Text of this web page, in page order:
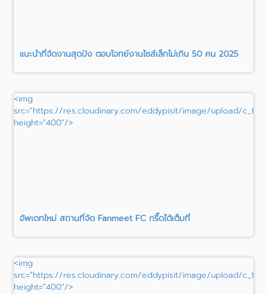
แนะนำที่จัดงานสุดปัง ตอบโจทย์งานไซส์เล็กไม่เกิน 50 คน 2025
<img
src="https://res.cloudinary.com/eddypisit/image/upload/
height="400"/>
อัพเดทใหม่ สถานที่จัด Fanmeet FC กรี๊ดได้เต็มที่
<img
src="https://res.cloudinary.com/eddypisit/image/upload/
height="400"/>